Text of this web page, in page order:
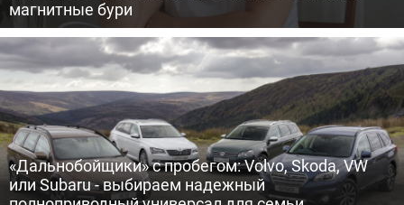
магнитные бури
«Дальнобойщики» с пробегом: Volvo, Skoda, VW
или Subaru - выбираем надежный